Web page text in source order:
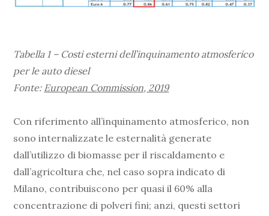
Tabella 1 – Costi esterni dell’inquinamento atmosferico
per le auto diesel
Fonte: European Commission, 2019
Con riferimento all’inquinamento atmosferico, non
sono internalizzate le esternalità generate
dall’utilizzo di biomasse per il riscaldamento e
dall’agricoltura che, nel caso sopra indicato di
Milano, contribuiscono per quasi il 60% alla
concentrazione di polveri fini; anzi, questi settori